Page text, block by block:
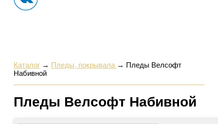
Каталог → Пледы, покрывала → Пледы Велсофт
Набивной
Пледы Велсофт Набивной